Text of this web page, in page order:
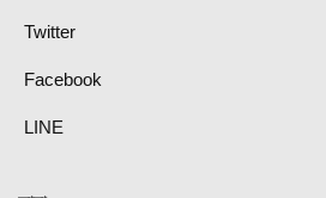
Twitter
Facebook
LINE